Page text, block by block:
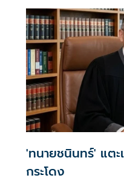
'ทนายชนินทร์' แตะ
กระโดง